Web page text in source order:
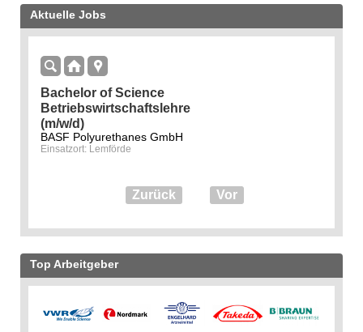
Aktuelle Jobs
Bachelor of Science
Betriebswirtschaftslehre
(m/w/d)
BASF Polyurethanes GmbH
Einsatzort: Lemförde
Zurück Vor
Top Arbeitgeber